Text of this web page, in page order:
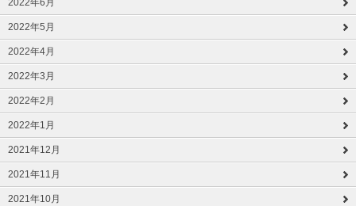
2022年6月
2022年5月
2022年4月
2022年3月
2022年2月
2022年1月
2021年12月
2021年11月
2021年10月